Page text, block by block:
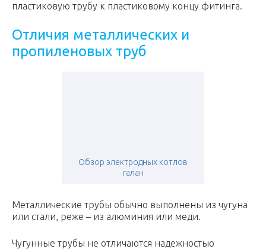
пластиковую трубу к пластиковому концу фитинга.
Отличия металлических и
пропиленовых труб
Обзор электродных котлов
галан
Металлические трубы обычно выполнены из чугуна
или стали, реже – из алюминия или меди.
Чугунные трубы не отличаются надежностью